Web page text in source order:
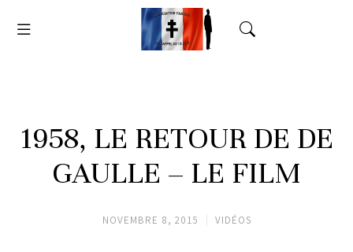
1958, LE RETOUR DE DE
GAULLE – LE FILM
NOVEMBRE 8, 2015 VIDÉOS